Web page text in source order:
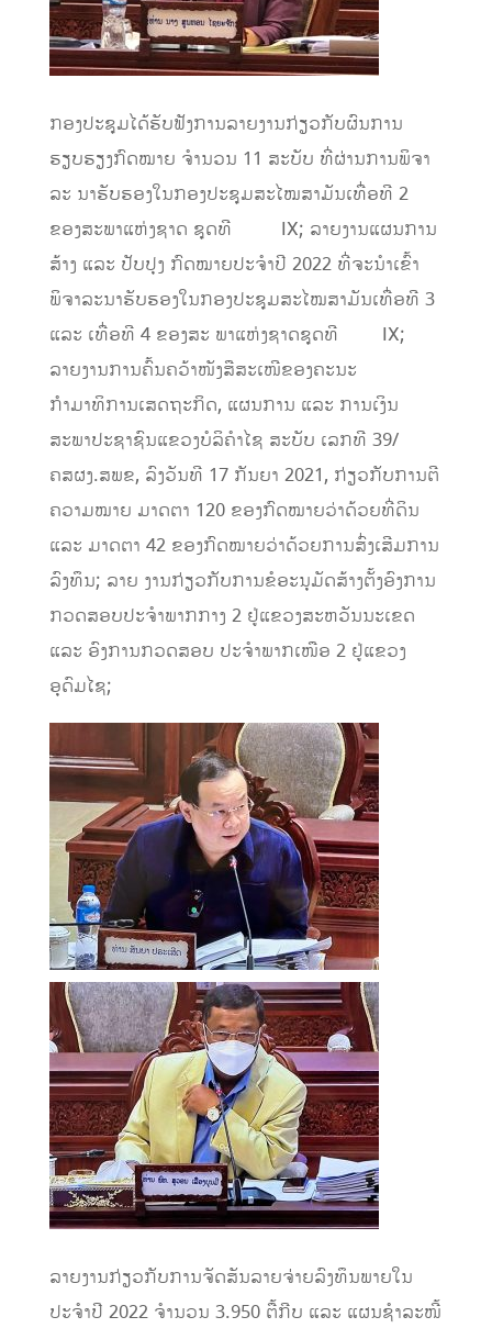
ກອງປະຊຸມໄດ້ຮັບຟັງການລາຍງານກ່ຽວກັບຜົນການ
ຮຽບຮຽງກົດໝາຍ ຈຳນວນ 11 ສະບັບ ທີ່ຜ່ານການພິຈາ
ລະ ນາຮັບຮອງໃນກອງປະຊຸມສະໄໝສາມັນເທື່ອທີ 2
ຂອງສະພາແຫ່ງຊາດ ຊຸດທີ IX; ລາຍງານແຜນການ
ສ້າງ ແລະ ປັບປຸງ ກົດໝາຍປະຈຳປີ 2022 ທີ່ຈະນຳເຂົ້າ
ພິຈາລະນາຮັບຮອງໃນກອງປະຊຸມສະໄໝສາມັນເທື່ອທີ 3
ແລະ ເທື່ອທີ 4 ຂອງສະ ພາແຫ່ງຊາດຊຸດທີ IX;
ລາຍງານການຄົ້ນຄວ້າໜັງສືສະເໜີຂອງຄະນະ
ກຳມາທິການເສດຖະກິດ, ແຜນການ ແລະ ການເງິນ
ສະພາປະຊາຊົນແຂວງບໍລິຄຳໄຊ ສະບັບ ເລກທີ 39/
ຄສຜງ.ສພຂ, ລົງວັນທີ 17 ກັນຍາ 2021, ກ່ຽວກັບການຕີ
ຄວາມໝາຍ ມາດຕາ 120 ຂອງກົດໝາຍວ່າດ້ວຍທີ່ດິນ
ແລະ ມາດຕາ 42 ຂອງກົດໝາຍວ່າດ້ວຍການສົ່ງເສີມການ
ລົງທຶນ; ລາຍ ງານກ່ຽວກັບການຂໍອະນຸມັດສ້າງຕັ້ງອົງການ
ກວດສອບປະຈຳພາກກາງ 2 ຢູ່ແຂວງສະຫວັນນະເຂດ
ແລະ ອົງການກວດສອບ ປະຈຳພາກເໜືອ 2 ຢູ່ແຂວງ
ອຸດົມໄຊ;
ລາຍງານກ່ຽວກັບການຈັດສັນລາຍຈ່າຍລົງທຶນພາຍໃນ
ປະຈຳປີ 2022 ຈຳນວນ 3.950 ຕື້ກີບ ແລະ ແຜນຊຳລະໜີ້